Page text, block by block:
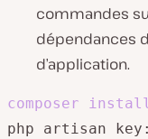
commandes
dépendances
d’application.
composer
php artisan